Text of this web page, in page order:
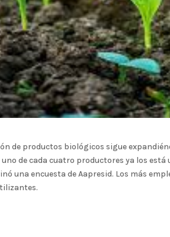
de productos biológicos sigue
uno de cada cuatro productores ya los
una encuesta de Aapresid. Los más